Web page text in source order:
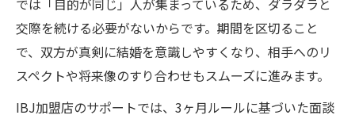
では「目的が同じ」人が集まっているため、ダラダラと
交際を続ける必要がないからです。期間を区切ること
で、双方が真剣に結婚を意識しやすくなり、相手へのリ
スペクトや将来像のすり合わせもスムーズに進みます。
IBJ加盟店のサポートでは、3ヶ月ルールに基づいた面談